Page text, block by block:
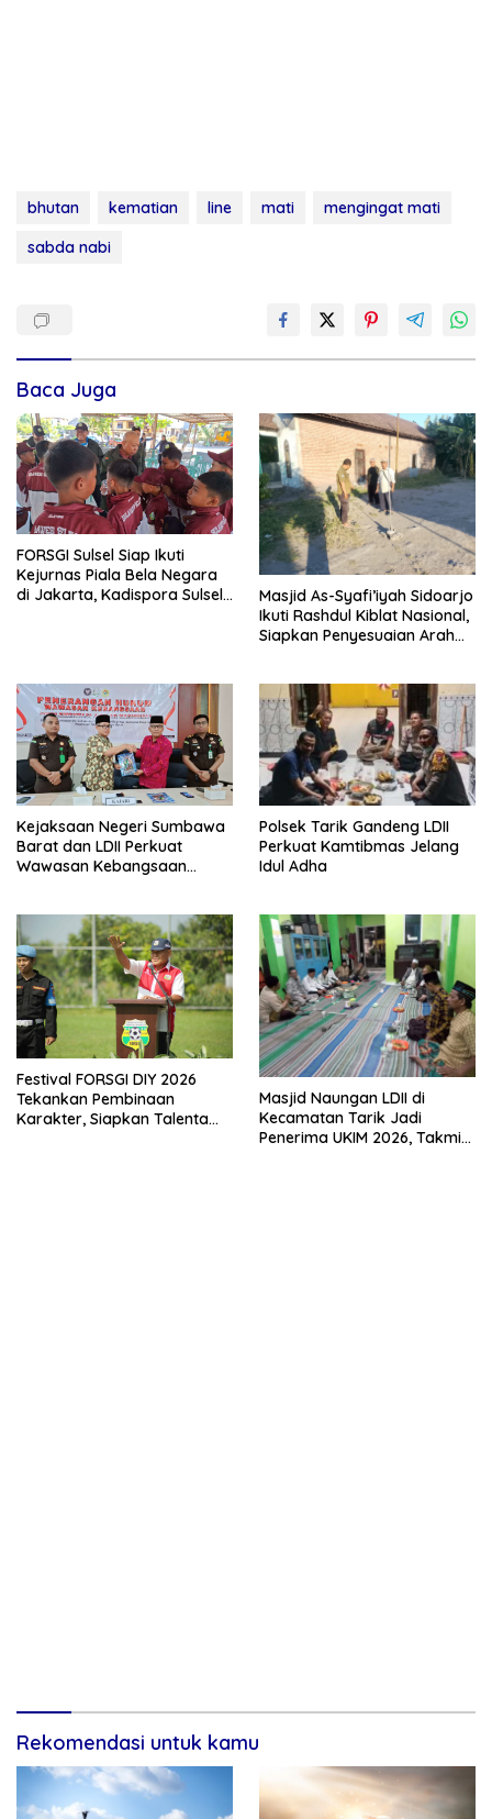
bhutan kematian line mati
mengingat mati
sabda nabi
Baca Juga
FORSGI Sulsel Siap Ikuti
Kejurnas Piala Bela Negara
di Jakarta, Kadispora Sulsel
Masjid As-Syafi’iyah Sidoarjo
Ikuti Rashdul Kiblat Nasional,
Siapkan Penyesuaian Arah
Kejaksaan Negeri Sumbawa
Barat dan LDII Perkuat
Wawasan Kebangsaan
Polsek Tarik Gandeng LDII
Perkuat Kamtibmas Jelang
Idul Adha
Festival FORSGI DIY 2026
Tekankan Pembinaan
Karakter, Siapkan Talenta
Masjid Naungan LDII di
Kecamatan Tarik Jadi
Penerima UKIM 2026, Takmir
Rekomendasi untuk kamu